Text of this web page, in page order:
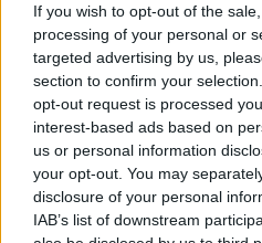
If you wish to opt-out of the
processing of your personal or
targeted advertising by us,
section to confirm your
opt-out request is processed
interest-based ads based on
us or personal information
your opt-out. You may
disclosure of your personal
IAB’s list of downstream
Neveltem a néhai
barátnőm lányát, mint
a sajátomat –…
Még
gyereket,